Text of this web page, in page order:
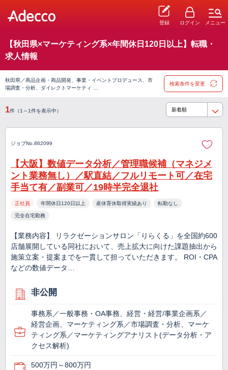
登録 ログイン メニュー
【秋田県×マーケティング系×年間休日120日以上】転職・
求人情報
秋田県／商品企画・商品開発、事業・イベントプロデュース、市
場調査・分析、ダイレクトマーケティ …
検索条件を変更
1件（1～1件を表示中）
ジョブNo.862099
【大阪】数値データ分析／管理職候補（マネジメ
ント業務無し）／駅直結／フルリモート可／在宅
手当て有／副業可／19時半完全退社
正社員 年間休日120日以上 産休育休取得実績あり 転勤なし
完全在宅勤務
【業務内容】 リラクゼーションサロン「りらくる」を全国約600
店舗展開している同社において、売上拡大に向けた課題抽出から
施策立案・提案までを一貫して担っていただきます。 ROI・CPA
などの数値データ…
非公開
事務系／一般事務・OA事務、経営・経営/事業企画系／
経営企画、マーケティング系／市場調査・分析、マーケ
ティング系／マーケティングアナリスト(データ分析・ア
クセス解析)
500万円～800万円